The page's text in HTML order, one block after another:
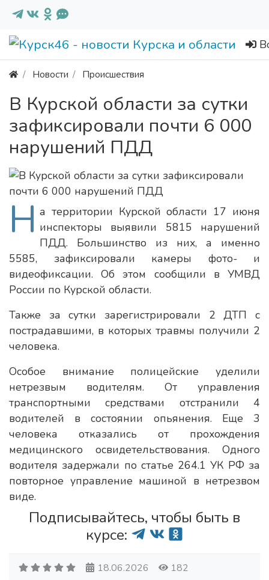
Новости Происшествия
В Курской области за сутки
зафиксировали почти 6 000
нарушений ПДД
Н а территории Курской области 17 июня
инспекторы выявили 5815 нарушений
ПДД. Большинство из них, а именно
5585, зафиксировали камеры фото- и
видеофиксации. Об этом сообщили в УМВД
России по Курской области.
Также за сутки зарегистрировали 2 ДТП с
пострадавшими, в которых травмы получили 2
человека.
Особое внимание полицейские уделили
нетрезвым водителям. От управления
транспортными средствами отстранили 4
водителей в состоянии опьянения. Еще 3
человека отказались от прохождения
медицинского освидетельствования. Одного
водителя задержали по статье 264.1 УК РФ за
повторное управление машиной в нетрезвом
виде.
Подписывайтесь, чтобы быть в
курсе:
18.06.2026 182